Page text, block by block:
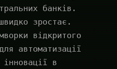
банків.
зростає.
відкритого
автоматизації
в